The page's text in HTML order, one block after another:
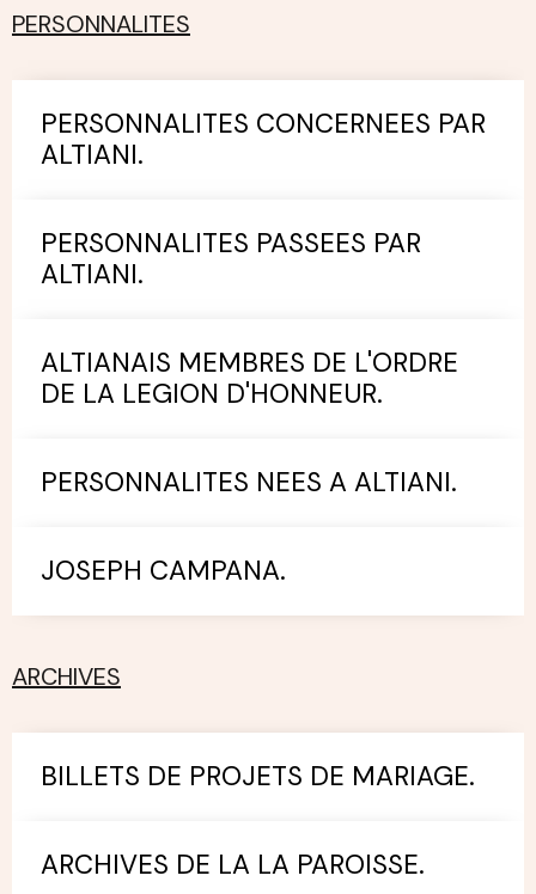
PERSONNALITES
PERSONNALITES CONCERNEES PAR
ALTIANI.
PERSONNALITES PASSEES PAR
ALTIANI.
ALTIANAIS MEMBRES DE L'ORDRE
DE LA LEGION D'HONNEUR.
PERSONNALITES NEES A ALTIANI.
JOSEPH CAMPANA.
ARCHIVES
BILLETS DE PROJETS DE MARIAGE.
ARCHIVES DE LA LA PAROISSE.